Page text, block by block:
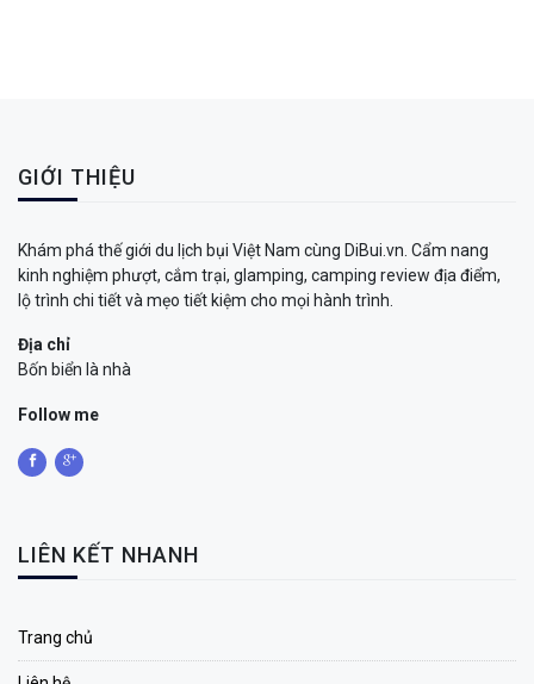
GIỚI THIỆU
Khám phá thế giới du lịch bụi Việt Nam cùng DiBui.vn. Cẩm nang
kinh nghiệm phượt, cắm trại, glamping, camping review địa điểm,
lộ trình chi tiết và mẹo tiết kiệm cho mọi hành trình.
Địa chỉ
Bốn biển là nhà
Follow me
LIÊN KẾT NHANH
Trang chủ